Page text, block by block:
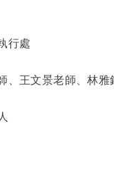
行處
、王文景老師、林